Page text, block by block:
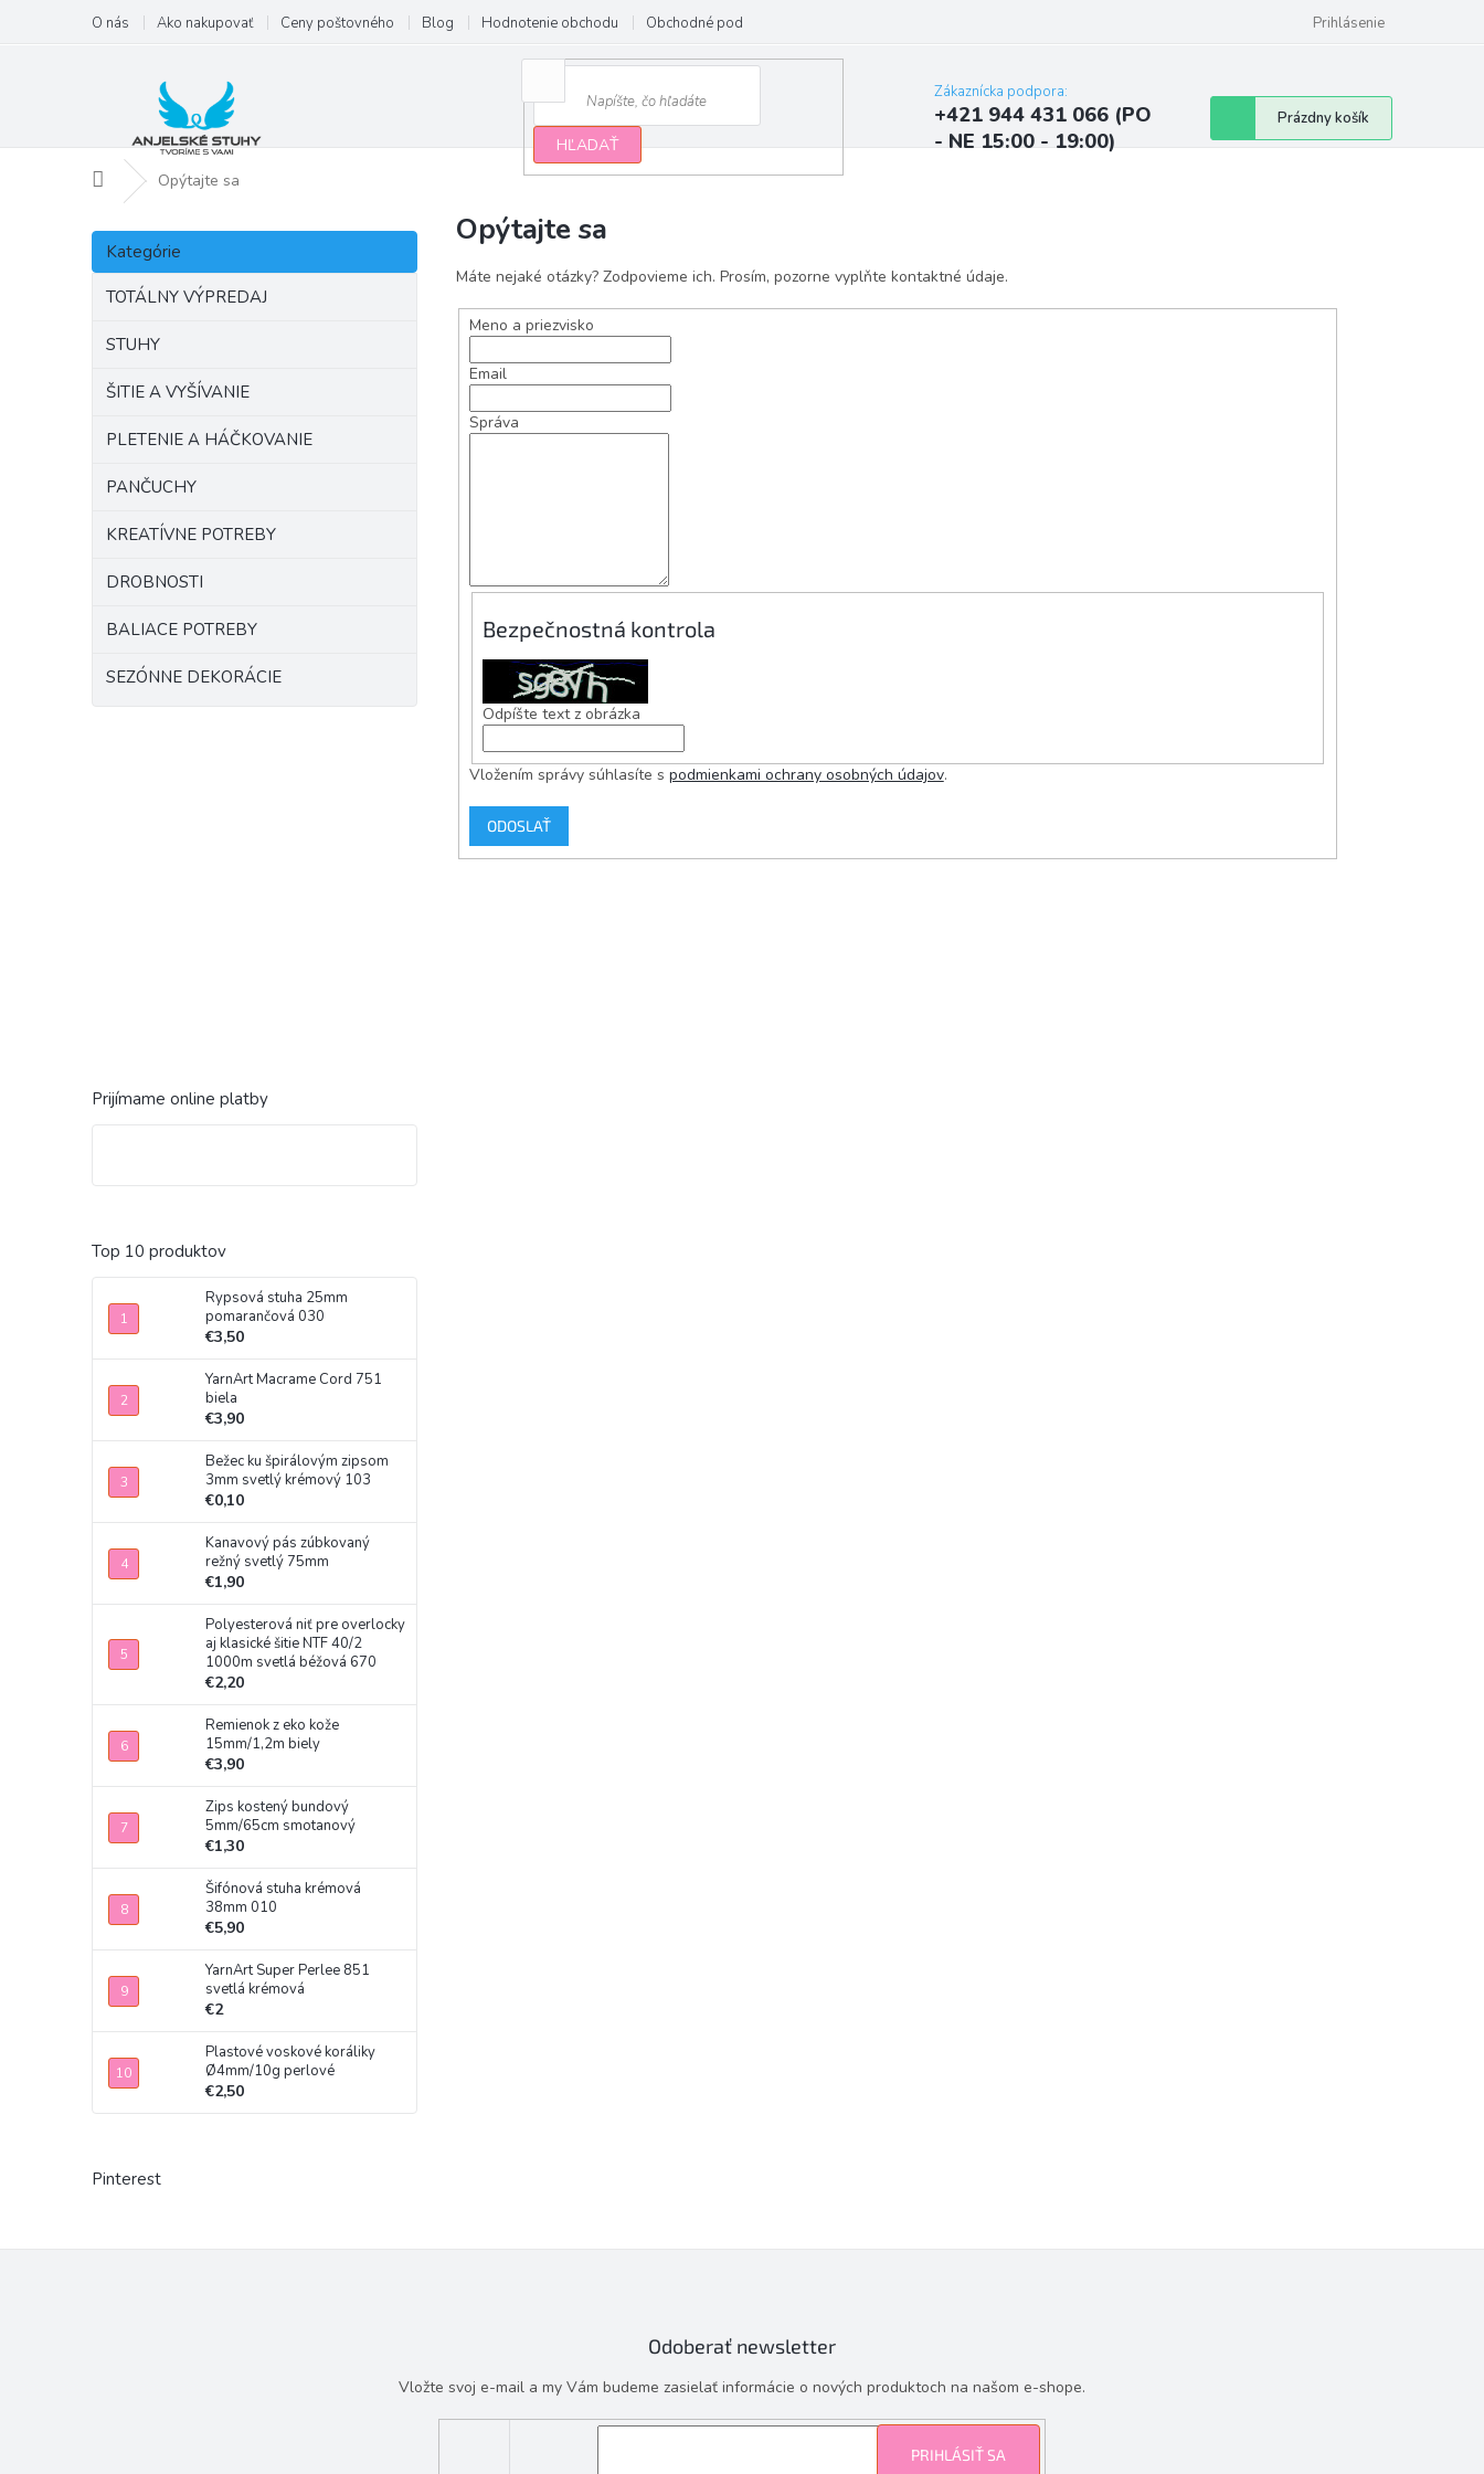
obsah
O nás Ako nakupovať Ceny poštovného Blog Hodnotenie obchodu Obchodné podmienky Najčastejšie otázky a odpovede
Prihlásenie
HĽADAŤ
Zákaznícka podpora:
+421 944 431 066 (PO
- NE 15:00 - 19:00)
Nákupný
košík
Prázdny košík
DomovOpýtajte sa
B
č
Preskočiť
kategórie
Kategórie
TOTÁLNY VÝPREDAJ
STUHY
ŠITIE A VYŠÍVANIE
PLETENIE A HÁČKOVANIE
PANČUCHY
KREATÍVNE POTREBY
DROBNOSTI
BALIACE POTREBY
SEZÓNNE DEKORÁCIE
Prijímame online platby
Top 10 produktov
Rypsová stuha 25mm
pomarančová 030
€3,50
YarnArt Macrame Cord 751
biela
€3,90
Bežec ku špirálovým zipsom
3mm svetlý krémový 103
€0,10
Kanavový pás zúbkovaný
režný svetlý 75mm
€1,90
Polyesterová niť pre overlocky
aj klasické šitie NTF 40/2
1000m svetlá béžová 670
€2,20
Remienok z eko kože
15mm/1,2m biely
€3,90
Zips kostený bundový
5mm/65cm smotanový
€1,30
Šifónová stuha krémová
38mm 010
€5,90
YarnArt Super Perlee 851
svetlá krémová
€2
Plastové voskové koráliky
Ø4mm/10g perlové
€2,50
Pinterest
Opýtajte sa
Máte nejaké otázky? Zodpovieme ich. Prosím, pozorne vyplňte kontaktné údaje.
Meno a priezvisko
Email
Správa
Bezpečnostná kontrola
Odpíšte text z obrázka
Vložením správy súhlasíte s podmienkami ochrany osobných údajov.
ODOSLAŤ
Odoberať newsletter
Vložte svoj e-mail a my Vám budeme zasielať informácie o nových produktoch na našom e-shope.
PRIHLÁSIŤ SA